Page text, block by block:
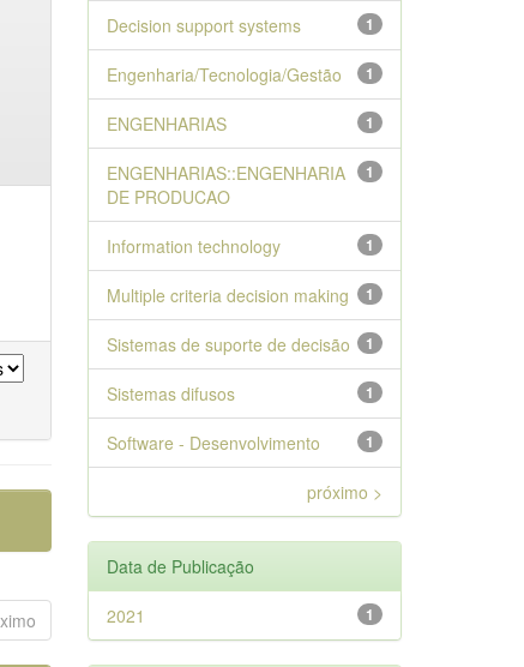
1
Decision support systems
1
Engenharia/Tecnologia/Gestão
1
ENGENHARIAS
1
ENGENHARIAS::ENGENHARIA
DE PRODUCAO
1
Information technology
1
Multiple criteria decision making
1
Sistemas de suporte de decisão
1
Sistemas difusos
1
Software - Desenvolvimento
próximo >
Data de Publicação
1
2021